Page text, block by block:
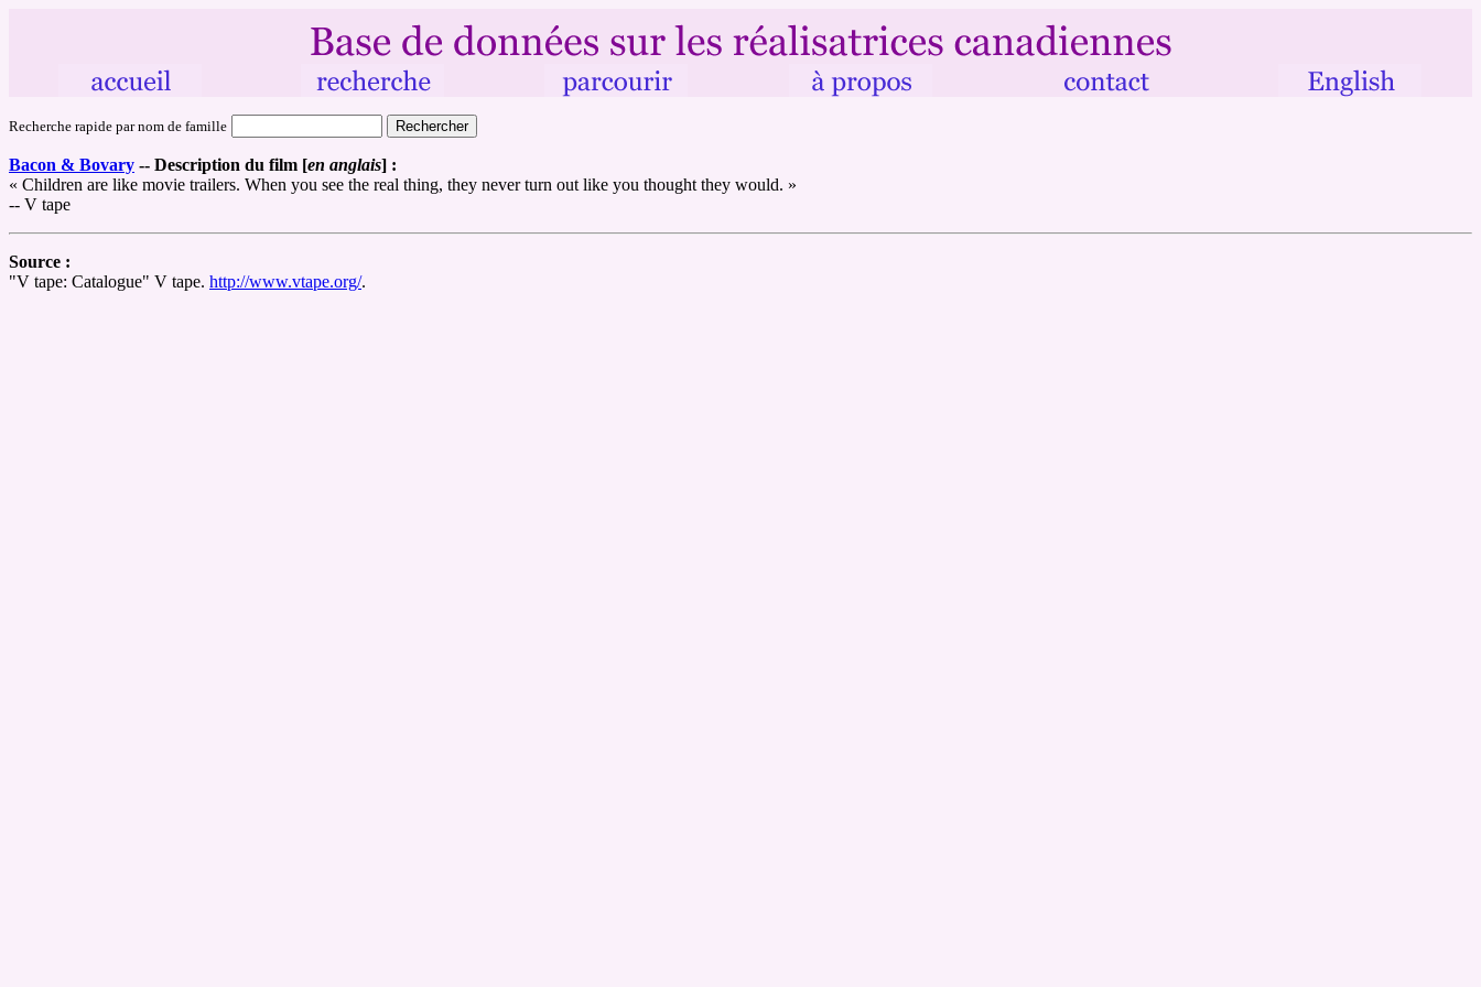
Recherche rapide par nom de famille
Bacon & Bovary -- Description du film [en anglais] :
« Children are like movie trailers. When you see the real thing, they never turn out like you thought they would. »
-- V tape
Source :
"V tape: Catalogue" V tape. http://www.vtape.org/.